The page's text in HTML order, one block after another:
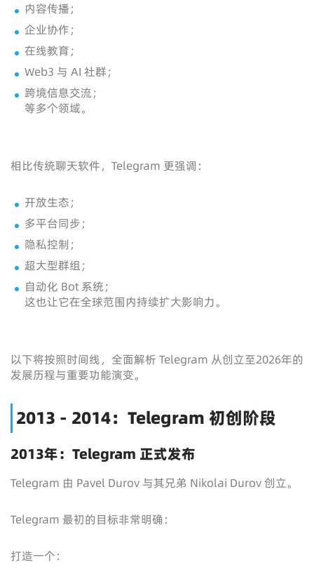
内容传播；
企业协作；
在线教育；
Web3 与 AI 社群；
跨境信息交流；
等多个领域。
相比传统聊天软件，Telegram 更强调：
开放生态；
多平台同步；
隐私控制；
超大型群组；
自动化 Bot 系统；
这也让它在全球范围内持续扩大影响力。
以下将按照时间线，全面解析 Telegram 从创立至2026年的
发展历程与重要功能演变。
2013 - 2014：Telegram 初创阶段
2013年：Telegram 正式发布
Telegram 由 Pavel Durov与其兄弟 Nikolai Durov创立。
Telegram 最初的目标非常明确：
打造一个：